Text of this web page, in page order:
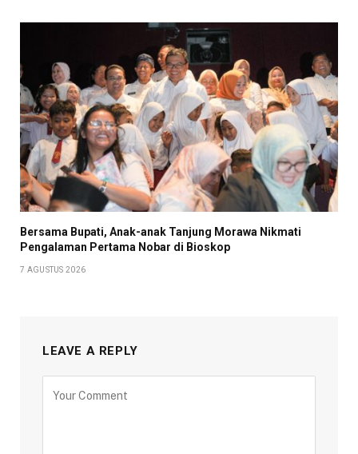
Bersama Bupati, Anak-anak Tanjung Morawa Nikmati
Pengalaman Pertama Nobar di Bioskop
7 AGUSTUS 2026
LEAVE A REPLY